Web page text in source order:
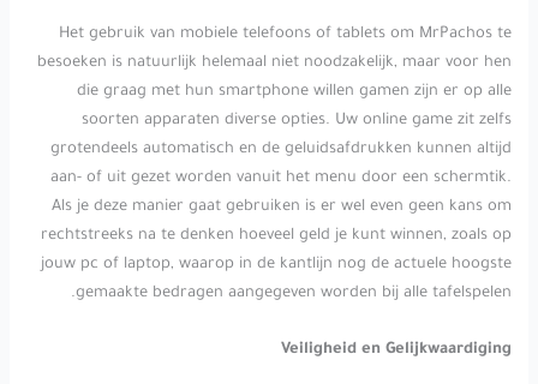
Het gebruik van mobiele telefoons of tablets om MrPachos te
besoeken is natuurlijk helemaal niet noodzakelijk, maar voor hen
die graag met hun smartphone willen gamen zijn er op alle
soorten apparaten diverse opties. Uw online game zit zelfs
grotendeels automatisch en de geluidsafdrukken kunnen altijd
aan- of uit gezet worden vanuit het menu door een schermtik.
Als je deze manier gaat gebruiken is er wel even geen kans om
rechtstreeks na te denken hoeveel geld je kunt winnen, zoals op
jouw pc of laptop, waarop in de kantlijn nog de actuele hoogste
gemaakte bedragen aangegeven worden bij alle tafelspelen.
Veiligheid en Gelijkwaardiging